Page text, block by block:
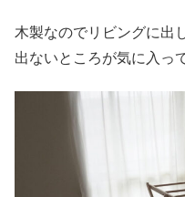
木製なのでリビングに出
出ないところが気に入っ